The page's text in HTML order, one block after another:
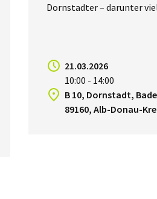
Dornstadter – darunter
21.03.2026
10:00 - 14:00
B 10, Dornstadt,
89160, Alb-Donau-